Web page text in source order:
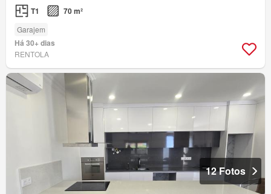
T1 70 m²
Garajem
Há 30+ dias
RENTOLA
12 Fotos